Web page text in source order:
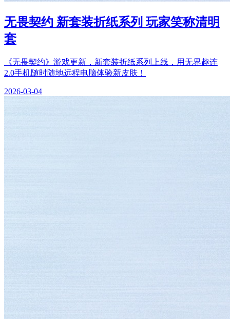
无畏契约 新套装折纸系列 玩家笑称清明
套
《无畏契约》游戏更新，新套装折纸系列上线，用无界趣连
2.0手机随时随地远程电脑体验新皮肤！
2026-03-04